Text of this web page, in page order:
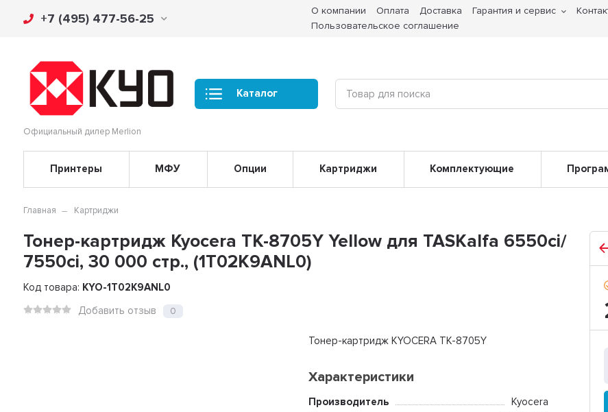
+7 (495) 477-56-25
О компании Оплата Доставка Гарантия и сервис
Пользовательское соглашение
Официальный дилер Merlion
Каталог
Принтеры МФУ Опции Картриджи Комплектующие
Главная Картриджи
Тонер-картридж Kyocera TK-8705Y Yellow для TASKalfa 6550ci/
7550ci, 30 000 стр., (1T02K9ANL0)
Код товара: KYO-1T02K9ANL0
Добавить отзыв
0
Тонер-картридж KYOCERA TK-8705Y
Характеристики
Производитель
Kyocera